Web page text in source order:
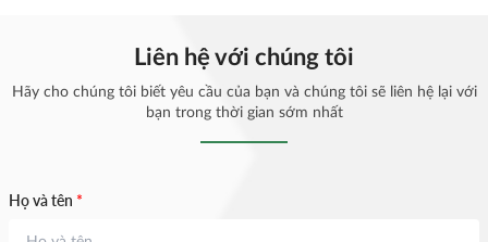
Liên hệ với chúng tôi
Hãy cho chúng tôi biết yêu cầu của bạn và chúng tôi sẽ liên hệ lại với
bạn trong thời gian sớm nhất
Họ và tên *